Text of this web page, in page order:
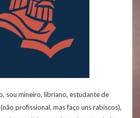
sou mineiro, libriano, estudante de
profissional, mas faço uns rabiscos),